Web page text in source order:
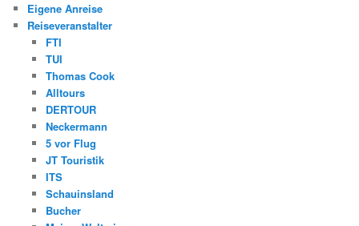
Eigene Anreise
Reiseveranstalter
FTI
TUI
Thomas Cook
Alltours
DERTOUR
Neckermann
5 vor Flug
JT Touristik
ITS
Schauinsland
Bucher